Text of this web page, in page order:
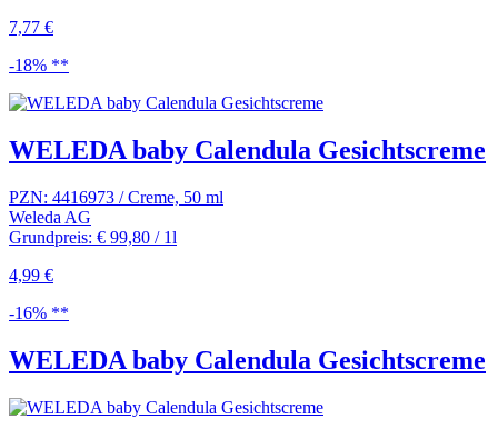
7,77 €
-18% **
WELEDA baby Calendula Gesichtscreme
PZN: 4416973 / Creme, 50 ml
Weleda AG
Grundpreis: € 99,80 / 1l
4,99 €
-16% **
WELEDA baby Calendula Gesichtscreme